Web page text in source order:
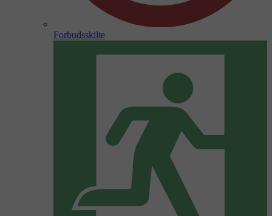
Forbudsskilte